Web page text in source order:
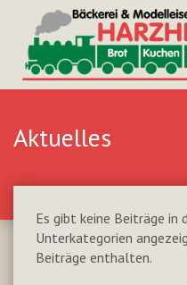
Aktuelles
Es gibt keine Beiträge in
Unterkategorien
Beiträge enthalten.